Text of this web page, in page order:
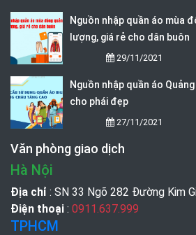
Nguồn nhập quần áo mùa
lượng, giá rẻ cho dân buôn
29/11/2021
Nguồn nhập quần áo
cho phái đẹp
27/11/2021
Văn phòng giao dịch
Hà Nội
Địa chỉ : SN 33 Ngõ 282 Đường Kim
Điện thoại : 0911.637.999
TPHCM